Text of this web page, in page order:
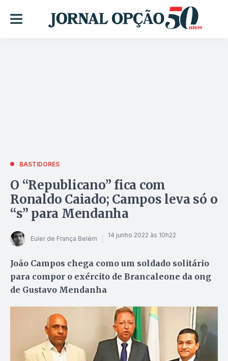
BASTIDORES
O “Republicano” fica com
Ronaldo Caiado; Campos leva só o
“s” para Mendanha
Euler de França Belém 14 junho 2022 às 10h22
João Campos chega como um soldado solitário
para compor o exército de Brancaleone da ong
de Gustavo Mendanha